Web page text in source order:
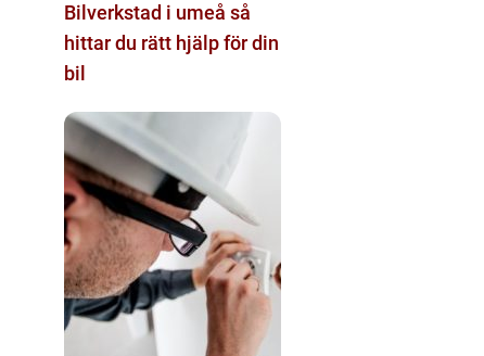
Bilverkstad i umeå så
hittar du rätt hjälp för din
bil